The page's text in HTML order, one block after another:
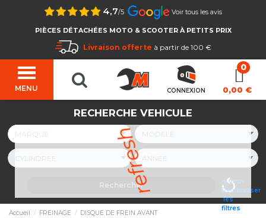
4,7/5 Voir tous les avis
PIÈCES DÉTACHÉES MOTO & SCOOTER À PETITS PRIX
Livraison offerte à partir de 100 €
MENU CONNEXION 0,00 €
RECHERCHE VEHICULE
refresh
Rechercher
refresh
Réinitialiser
les
filtres
Accueil FREINAGE DISQUE DE FREIN AVANT